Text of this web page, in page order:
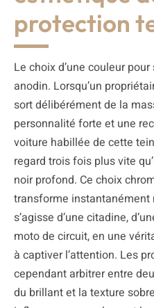
protection
Le choix d’une couleur
anodin. Lorsqu’un
sort délibérément de la
personnalité forte et une
voiture habillée de cette
regard trois fois plus vite
noir profond. Ce choix
transforme instantanément
s’agisse d’une citadine,
moto de circuit, en une
à captiver l’attention. Les
cependant arbitrer entre
du brillant et la texture